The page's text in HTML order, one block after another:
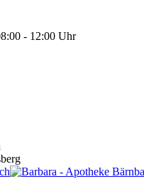
- 12:00 Uhr